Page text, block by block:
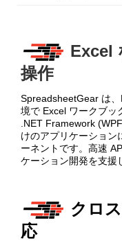
Excel
操作
SpreadsheetGear は
境で Excel ワークブッ
.NET Framework
けのアプリケーション
ーネントです。高速
ケーション開発を支援
クロ
応